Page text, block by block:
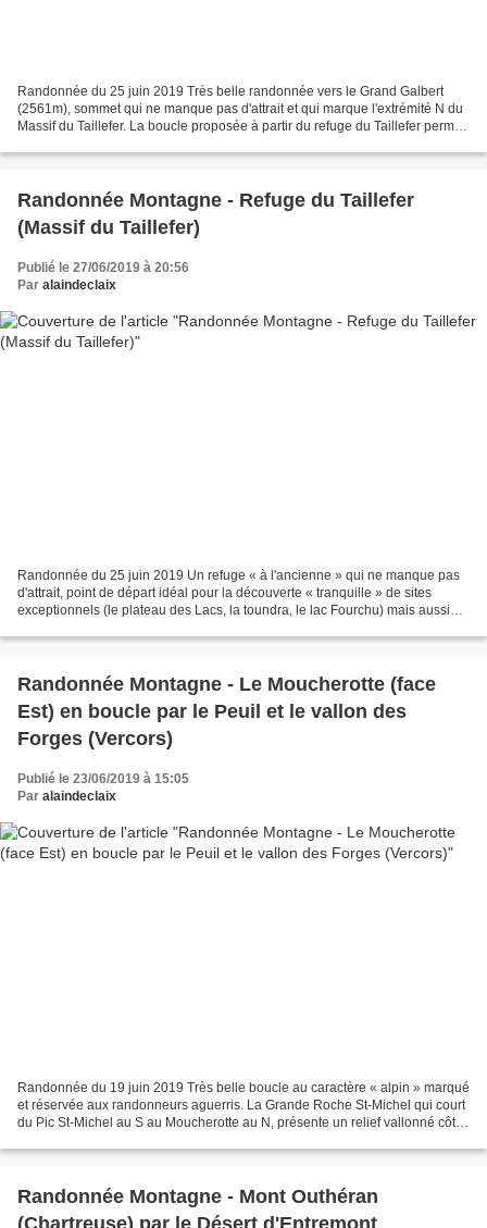
Randonnée du 25 juin 2019 Très belle randonnée vers le Grand Galbert
(2561m), sommet qui ne manque pas d'attrait et qui marque l'extrémité N du
Massif du Taillefer. La boucle proposée à partir du refuge du Taillefer permet
Randonnée Montagne - Refuge du Taillefer
(Massif du Taillefer)
Publié le 27/06/2019 à 20:56
Par alaindeclaix
Randonnée du 25 juin 2019 Un refuge « à l'ancienne » qui ne manque pas
d'attrait, point de départ idéal pour la découverte « tranquille » de sites
exceptionnels (le plateau des Lacs, la toundra, le lac Fourchu) mais aussi
Randonnée Montagne - Le Moucherotte (face
Est) en boucle par le Peuil et le vallon des
Forges (Vercors)
Publié le 23/06/2019 à 15:05
Par alaindeclaix
Randonnée du 19 juin 2019 Très belle boucle au caractère « alpin » marqué
et réservée aux randonneurs aguerris. La Grande Roche St-Michel qui court
du Pic St-Michel au S au Moucherotte au N, présente un relief vallonné côté
Randonnée Montagne - Mont Outhéran
(Chartreuse) par le Désert d'Entremont